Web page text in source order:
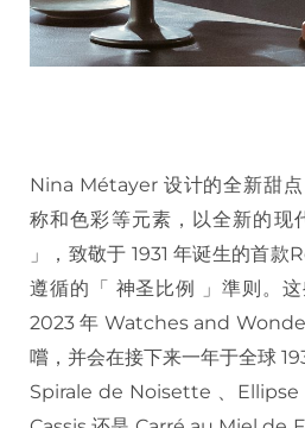
Nina Métayer 设计的全新甜
称和色彩等元素，以全新的现
」，致敬于 1931 年诞生的首
遵循的「 神圣比例 」準则。
2023 年 Watches and
嚐，并会在接下来一年于全球
Spirale de Noisette 、